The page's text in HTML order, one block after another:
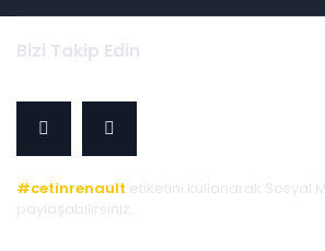
Bizi Takip Edin
#cetinrenault etiketini kullanarak Sosyal
paylaşabilirsiniz.